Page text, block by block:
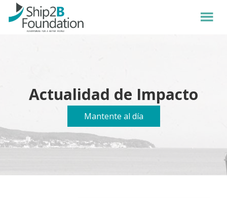
Actualidad de Impacto
Mantente al día